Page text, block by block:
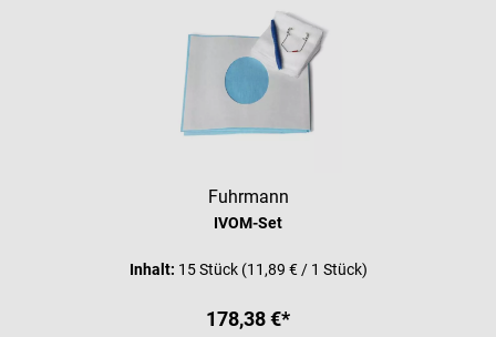
Fuhrmann
IVOM-Set
Inhalt: 15 Stück (11,89 € / 1 Stück)
178,38 €*